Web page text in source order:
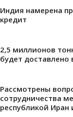
Индия намерена
кредит
2,5 миллионов
будет
Рассмотрены
сотрудничества
республикой Иран